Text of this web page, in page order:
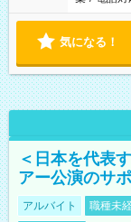
気になる！
＜日本を代表
アー公演のサ
アルバイト 職種未